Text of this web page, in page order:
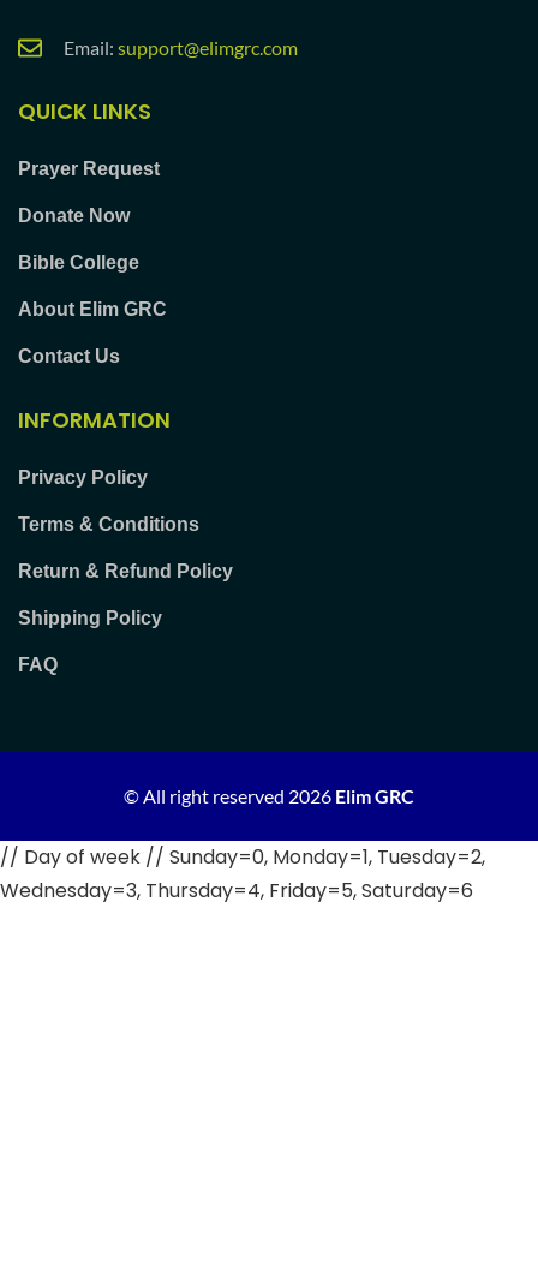
Email: support@elimgrc.com
QUICK LINKS
Prayer Request
Donate Now
Bible College
About Elim GRC
Contact Us
INFORMATION
Privacy Policy
Terms & Conditions
Return & Refund Policy
Shipping Policy
FAQ
© All right reserved 2026 Elim GRC
// Day of week // Sunday=0, Monday=1, Tuesday=2,
Wednesday=3, Thursday=4, Friday=5, Saturday=6